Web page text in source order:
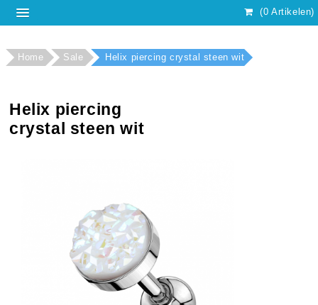
(0 Artikelen)
Home Sale Helix piercing crystal steen wit
Helix piercing
crystal steen wit